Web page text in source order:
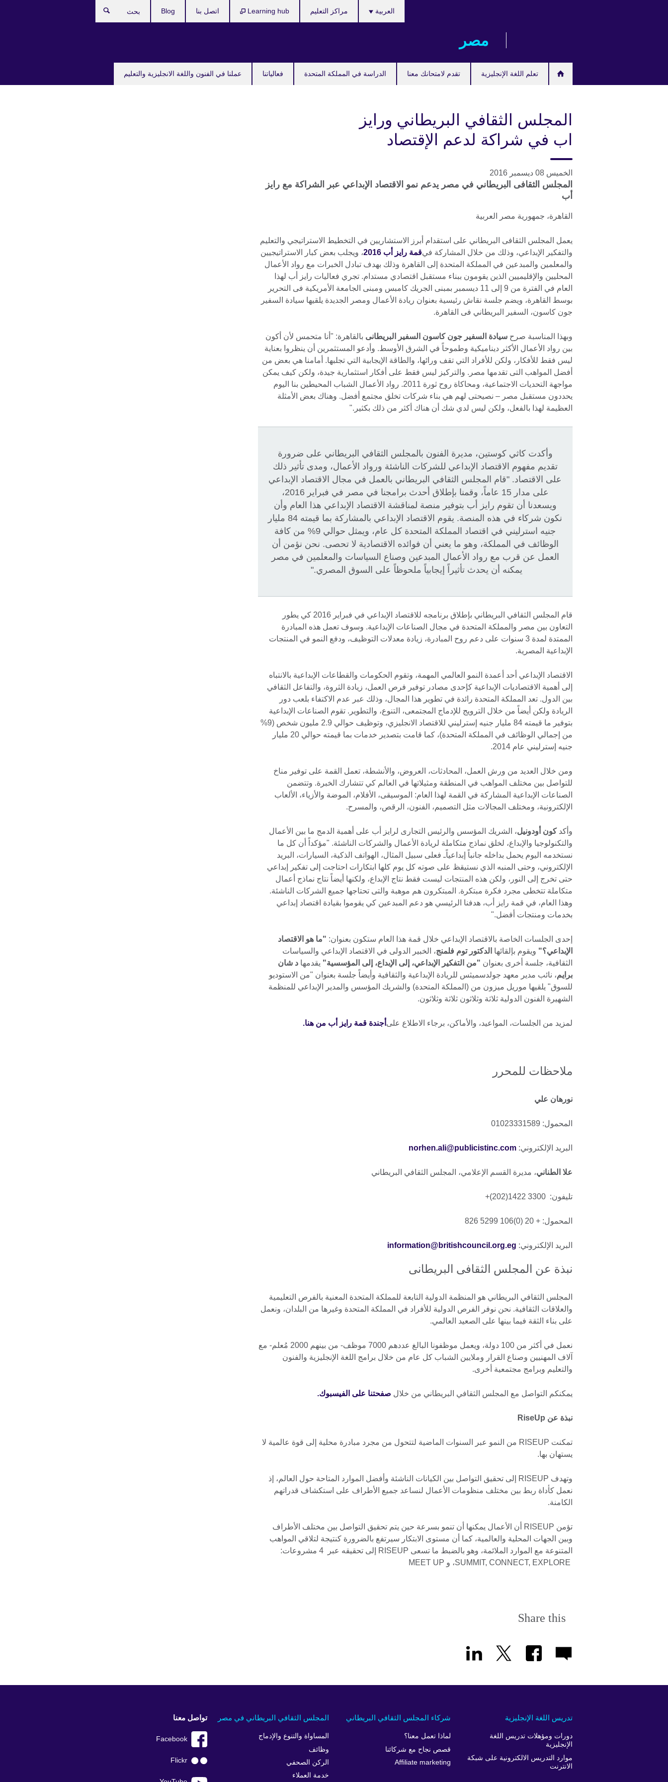
مصر‎
تعلم اللغة الإنجليزية تقدم لامتحانك معنا الدراسة في المملكة المتحدة فعالياتنا عملنا في الفنون واللغة الانجليزية والتعليم
العربية مراكز التعليم Learning hub اتصل بنا Blog
المجلس الثقافي البريطاني ورايز
اب في شراكة لدعم الإقتصاد
الخميس 08 ديسمبر 2016
المجلس الثقافى البريطاني في مصر يدعم نمو الاقتصاد الإبداعي عبر الشراكة مع رايز
أب
القاهرة، جمهورية مصر العربية
يعمل المجلس الثقافى البريطاني على استقدام أبرز الاستشاريين في التخطيط الاستراتيجي والتعليم
والتفكير الإبداعي، وذلك من خلال المشاركة فيقمة رايز أب 2016
، ويجلب بعض كبار الاستراتيجيين
والمعلمين والمبدعين في المملكة المتحدة إلى القاهرة وذلك بهدف تبادل الخبرات مع رواد الأعمال
المحليين والإقليميين الذين يقومون ببناء مستقبل اقتصادي مستدام. تجري فعاليات رايز أب لهذا
العام في الفترة من 9 إلى 11 ديسمبر بمبنى الجريك كامبس ومبنى الجامعة الأمريكية فى التحرير
بوسط القاهرة، ويضم جلسة نقاش رئيسية بعنوان ريادة الأعمال ومصر الجديدة يلقيها سيادة السفير
جون كاسون، السفير البريطاني فى القاهرة.
وبهذا المناسبة صرح سيادة السفير جون كاسون السفير البريطانى بالقاهرة: "أنا متحمس لأن أكون
بين رواد الأعمال الأكثر ديناميكية وطموحاً في الشرق الأوسط. وأدعو المستثمرين أن ينظروا بعناية
ليس فقط للأفكار، ولكن للأفراد التي تقف ورائها، والطاقة الإيجابية التي تجلبها. أمامنا هي بعض من
أفضل المواهب التى تقدمها مصر. والتركيز ليس فقط على أفكار استثمارية جيدة، ولكن كيف يمكن
مواجهة التحديات الاجتماعية، ومحاكاة روح ثورة 2011. رواد الأعمال الشباب المحيطين بنا اليوم
يحددون مستقبل مصر – نصيحتى لهم هي بناء شركات تخلق مجتمع أفضل. وهناك بعض الأمثلة
العظيمة لهذا بالفعل، ولكن ليس لدي شك أن هناك أكثر من ذلك بكثير."
وأكدت كاثي كوستين، مديرة الفنون بالمجلس الثقافي البريطاني على ضرورة
تقديم مفهوم الاقتصاد الإبداعي للشركات الناشئة ورواد الأعمال، ومدى تأثير ذلك
على الاقتصاد. "قام المجلس الثقافي البريطاني بالعمل في مجال الاقتصاد الإبداعي
على مدار 15 عاماً، وقمنا بإطلاق أحدث برامجنا في مصر في فبراير 2016،
ويسعدنا أن تقوم رايز أب بتوفير منصة لمناقشة الاقتصاد الإبداعي هذا العام وأن
نكون شركاء في هذه المنصة. يقوم الاقتصاد الإبداعي بالمشاركة بما قيمته 84 مليار
جنيه استرليني في اقتصاد المملكة المتحدة كل عام، ويمثل حوالي 9% من كافة
الوظائف في المملكة، وهو ما يعني أن فوائده الاقتصادية لا تحصى. نحن نؤمن أن
العمل عن قرب مع رواد الأعمال المبدعين وصناع السياسات والمعلمين في مصر
يمكنه أن يحدث تأثيراً إيجابياً ملحوظاً على السوق المصري."
قام المجلس الثقافي البريطاني بإطلاق برنامجه للاقتصاد الإبداعي في فبراير 2016 كي يطور
التعاون بين مصر والمملكة المتحدة في مجال الصناعات الإبداعية. وسوف تعمل هذه المبادرة
الممتدة لمدة 3 سنوات على دعم روح المبادرة، زيادة معدلات التوظيف، ودفع النمو في المنتجات
الإبداعية المصرية.
الاقتصاد الإبداعي أحد أعمدة النمو العالمي المهمة، وتقوم الحكومات والقطاعات الإبداعية بالانتباه
إلى أهمية الاقتصاديات الإبداعية كإحدى مصادر توفير فرص العمل، زيادة الثروة، والتفاعل الثقافي
بين الدول. تعد المملكة المتحدة رائدة في تطوير هذا المجال، وذلك عبر عدم الاكتفاء بلعب دور
الريادة ولكن أيضاً من خلال الترويج للإدماج المجتمعى، التنوع، والتطوير. تقوم الصناعات الإبداعية
بتوفير ما قيمته 84 مليار جنيه إسترليني للاقتصاد الانجليزي، وتوظيف حوالي 2.9 مليون شخص (9%
من إجمالي الوظائف في المملكة المتحدة)، كما قامت بتصدير خدمات بما قيمته حوالي 20 مليار
جنيه إسترليني عام 2014.
ومن خلال العديد من ورش العمل، المحادثات، العروض، والأنشطة، تعمل القمة على توفير مناخ
للتواصل بين مختلف المواهب في المنطقة ومثيلاتها في العالم كي تتشارك الخبرة. وتتضمن
الصناعات الإبداعية المشاركة في القمة لهذا العام: الموسيقى، الأفلام، الموضة والأزياء، الألعاب
الإلكترونية، ومختلف المجالات مثل التصميم، الفنون، الرقص، والمسرح.
وأكد كون أودونيل، الشريك المؤسس والرئيس التجارى لرايز أب على أهمية الدمج ما بين الأعمال
والتكنولوجيا والإبداع، لخلق نماذج متكاملة لريادة الأعمال والشركات الناشئة. "مؤكداً أن كل ما
نستخدمه اليوم يحمل بداخله جانباً إبداعياًـ فعلى سبيل المثال، الهواتف الذكية، السيارات، البريد
الإلكتروني، وحتى المنبه الذي نستيقظ على صوته كل يوم كلها ابتكارات احتاجت إلى تفكير إبداعي
حتى تخرج إلى النور، ولكن هذه المنتجات ليست فقط نتاج الإبداع، ولكنها أيضاً نتاج نماذج أعمال
متكاملة تتخطى مجرد فكرة مبتكرة. المبتكرون هم موهبة والتى تحتاجها جميع الشركات الناشئة.
وهذا العام، في قمة رايز أب، هدفنا الرئيسي هو دعم المبدعين كي يقوموا بقيادة اقتصاد إبداعي
بخدمات ومنتجات أفضل."
إحدى الجلسات الخاصة بالاقتصاد الإبداعي خلال قمة هذا العام ستكون بعنوان: "ما هو الاقتصاد
الإبداعي؟" ويقوم بإلقائها الدكتور توم فلمنج، الخبير الدولى في الاقتصاد الإبداعي والسياسات
الثقافية، جلسة أخرى بعنوان "من التفكير الإبداعي، إلى الإبداع، إلى المؤسسية" يقدمها د شان
برايم، نائب مدير معهد جولدسميثس للريادة الإبداعية والثقافية وأيضاً جلسة بعنوان "من الاستوديو
للسوق" يلقيها موريل ميزون من (المملكة المتحدة) والشريك المؤسس والمدير الإبداعي للمنظمة
الشهيرة الفنون الدولية ثلاثة وثلاثون ثلاثة وثلاثون.
لمزيد من الجلسات، المواعيد، والأماكن، برجاء الاطلاع على أجندة قمة رايز أب من هنا.
ملاحظات للمحرر
نورهان علي
المحمول: 01023331589
البريد الإلكتروني: norhen.ali@publicistinc.com
علا الطناني، مديرة القسم الإعلامي، المجلس الثقافي البريطاني
تليفون: 3300 1422(202)+
المحمول: + 20 (0)106 5299 826
البريد الإلكتروني: information@britishcouncil.org.eg
نبذة عن المجلس الثقافى البريطانى
المجلس الثقافي البريطاني هو المنظمة الدولية التابعة للمملكة المتحدة المعنية بالفرص التعليمية
والعلاقات الثقافية. نحن نوفر الفرص الدولية للأفراد في المملكة المتحدة وغيرها من البلدان، ونعمل
على بناء الثقة فيما بينها على الصعيد العالمي.
نعمل في أكثر من 100 دولة، ويعمل موظفونا البالغ عددهم 7000 موظف- من بينهم 2000 مُعلم- مع
آلاف المهنيين وصناع القرار وملايين الشباب كل عام من خلال برامج اللغة الإنجليزية والفنون
والتعليم وبرامج مجتمعية أخرى.
يمكنكم التواصل مع المجلس الثقافي البريطاني من خلال صفحتنا على الفيسبوك.
نبذة عن RiseUp
تمكنت RISEUP من النمو عبر السنوات الماضية لتتحول من مجرد مبادرة محلية إلى قوة عالمية لا
يستهان بها.
وتهدف RISEUP إلى تحقيق التواصل بين الكيانات الناشئة وأفضل الموارد المتاحة حول العالم، إذ
نعمل كأداة ربط بين مختلف منظومات الأعمال لنساعد جميع الأطراف على استكشاف قدراتهم
الكامنة.
تؤمن RISEUP أن الأعمال يمكنها أن تنمو بسرعة حين يتم تحقيق التواصل بين مختلف الأطراف
وبين الجهات المحلية والعالمية، كما أن مستوى الابتكار سيرتفع بالضرورة كنتيجة لتلاقي المواهب
المتنوعة مع الموارد الملائمة، وهو بالضبط ما تسعى RISEUP إلى تحقيقه عبر 4 مشروعات:
Share this
المجلس الثقافي البريطاني في مصر
المساواة والتنوع والإدماج
وظائف
الركن الصحفي
خدمة العملاء
شركاء المجلس الثقافي البريطاني
لماذا تعمل معنا؟
قصص نجاح مع شركائنا
Affiliate marketing
تدريس اللغة الإنجليزية
دورات ومؤهلات تدريس اللغة
الإنجليزية
موارد التدريس الالكترونية على شبكة
الانترنت
تواصل معنا
Facebook
Flickr